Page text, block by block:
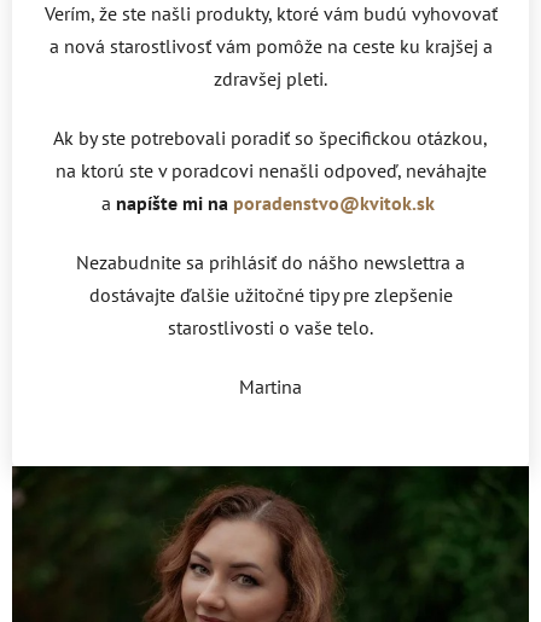
Verím, že ste našli produkty, ktoré vám budú vyhovovať
a nová starostlivosť vám pomôže na ceste ku krajšej a
zdravšej pleti.
Ak by ste potrebovali poradiť so špecifickou otázkou,
na ktorú ste v poradcovi nenašli odpoveď, neváhajte
a napíšte mi na poradenstvo@kvitok.sk
Nezabudnite sa prihlásiť do nášho newslettra a
dostávajte ďalšie užitočné tipy pre zlepšenie
starostlivosti o vaše telo.
Martina